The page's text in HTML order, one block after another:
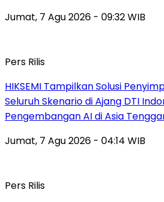
Jumat, 7 Agu 2026 - 09:32 WIB
Pers Rilis
HIKSEMI Tampilkan Solusi
Seluruh Skenario di Ajang DTI
Pengembangan AI di Asia
Jumat, 7 Agu 2026 - 04:14 WIB
Pers Rilis